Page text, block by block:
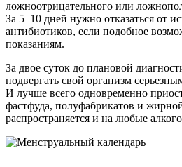
ложноотрицательного или
За 5–10 дней нужно отказаться от
антибиотиков, если подобное
показаниям.
За двое суток до плановой
подвергать свой организм
И лучше всего одновременно
фастфуда, полуфабрикатов и
распространяется и на любые